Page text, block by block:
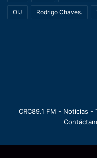
OIJ Rodrigo Chaves.
CRC89.1 FM - Noticias -